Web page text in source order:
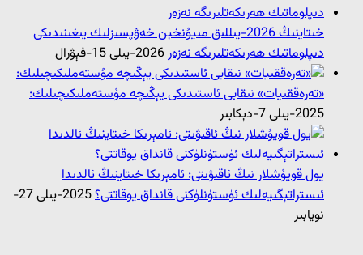
خىتاينىڭ 2026-يىللىق مىيۇنخېن خەۋپسىزلىك يىغىنىدىكى
دىپلوماتىك ھەرىكەتلىرىگە نەزەر2026-يىلى 15-فېۋرال
«تەرەققىيات» نىقابى ئاستىدىكى يېڭىچە مۇستەملىكىچىلىك:
2025-يىلى 7-دېكابىر
يول قويۇشلار نىڭ ئاقىۋىتى: ئامېرىكا خىتاينىڭ ئالدىدا
ئىستراتېگىيەلىك ئۈستۈنلۈكنى قانداق يوقاتتى؟
2025-يىلى 27-
نويابىر